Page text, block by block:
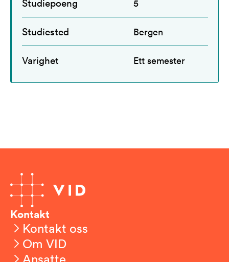
5
Studiested Bergen
Varighet Ett semester
Kontakt
Kontakt oss
Om VID
Ansatte